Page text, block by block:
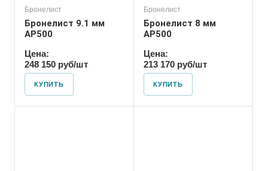
Бронелист
Бронелист 9.1 мм
АР500
Цена:
248 150 руб/шт
КУПИТЬ
Бронелист
Бронелист 8 мм
АР500
Цена:
213 170 руб/шт
КУПИТЬ